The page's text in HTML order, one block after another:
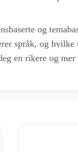
og
språk, og
en rikere og